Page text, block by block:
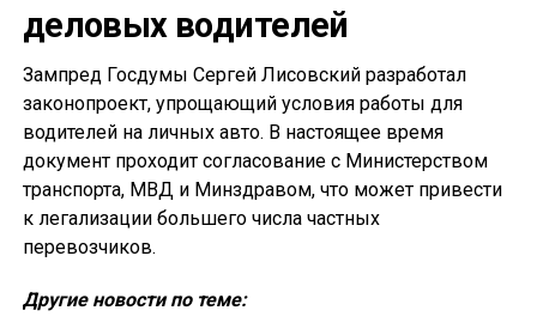
деловых водителей
Зампред Госдумы Сергей Лисовский разработал
законопроект, упрощающий условия работы для
водителей на личных авто. В настоящее время
документ проходит согласование с Министерством
транспорта, МВД и Минздравом, что может привести
к легализации большего числа частных
перевозчиков.
Другие новости по теме: